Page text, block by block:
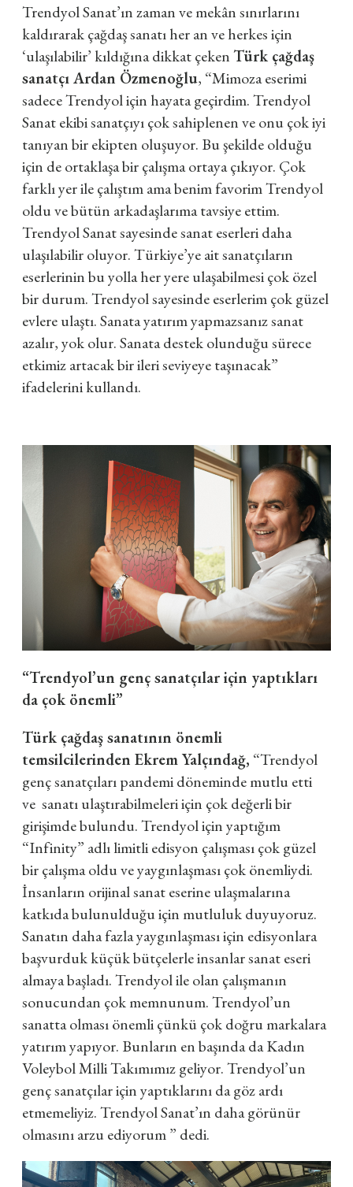
Trendyol Sanat’ın zaman ve mekân sınırlarını
kaldırarak çağdaş sanatı her an ve herkes için
‘ulaşılabilir’ kıldığına dikkat çekenTürk çağdaş
sanatçı Ardan Özmenoğlu, “Mimoza eserimi
sadece Trendyol için hayata geçirdim. Trendyol
Sanat ekibi sanatçıyı çok sahiplenen ve onu çok iyi
tanıyan bir ekipten oluşuyor. Bu şekilde olduğu
için de ortaklaşa bir çalışma ortaya çıkıyor. Çok
farklı yer ile çalıştım ama benim favorim Trendyol
oldu ve bütün arkadaşlarıma tavsiye ettim.
Trendyol Sanat sayesinde sanat eserleri daha
ulaşılabilir oluyor. Türkiye’ye ait sanatçıların
eserlerinin bu yolla her yere ulaşabilmesi çok özel
bir durum. Trendyol sayesinde eserlerim çok güzel
evlere ulaştı. Sanata yatırım yapmazsanız sanat
azalır, yok olur. Sanata destek olunduğu sürece
etkimiz artacak bir ileri seviyeye taşınacak”
ifadelerini kullandı.
“Trendyol’un genç sanatçılar için yaptıkları
da çok önemli”
Türk çağdaş sanatının önemli
temsilcilerinden Ekrem Yalçındağ, “Trendyol
genç sanatçıları pandemi döneminde mutlu etti
ve sanatı ulaştırabilmeleri için çok değerli bir
girişimde bulundu. Trendyol için yaptığım
“Infinity” adlı limitli edisyon çalışması çok güzel
bir çalışma oldu ve yaygınlaşması çok önemliydi.
İnsanların orijinal sanat eserine ulaşmalarına
katkıda bulunulduğu için mutluluk duyuyoruz.
Sanatın daha fazla yaygınlaşması için edisyonlara
başvurduk küçük bütçelerle insanlar sanat eseri
almaya başladı. Trendyol ile olan çalışmanın
sonucundan çok memnunum. Trendyol’un
sanatta olması önemli çünkü çok doğru markalara
yatırım yapıyor. Bunların en başında da Kadın
Voleybol Milli Takımımız geliyor. Trendyol’un
genç sanatçılar için yaptıklarını da göz ardı
etmemeliyiz. Trendyol Sanat’ın daha görünür
olmasını arzu ediyorum ” dedi.